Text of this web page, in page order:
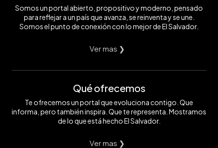
Somos un portal abierto, propositivo y moderno, pensado
para reflejar a un país que avanza, se reinventa y se une.
Somos el punto de conexión con lo mejor de El Salvador.
Ver mas ❯
Qué ofrecemos
Te ofrecemos un portal que evoluciona contigo. Que
informa, pero también inspira. Que te representa. Mostramos
de lo que está hecho El Salvador.
Ver mas ❯